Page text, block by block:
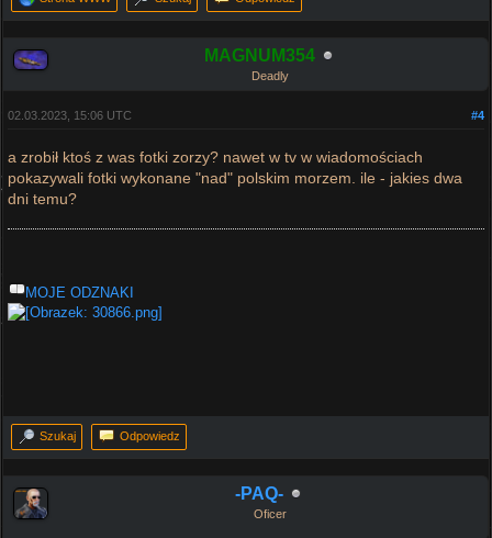
MAGNUM354
Deadly
#4
02.03.2023, 15:06 UTC
a zrobił ktoś z was fotki zorzy? nawet w tv w wiadomościach
pokazywali fotki wykonane "nad" polskim morzem. ile - jakies dwa
dni temu?
MOJE ODZNAKI
Szukaj Odpowiedz
-PAQ-
Oficer